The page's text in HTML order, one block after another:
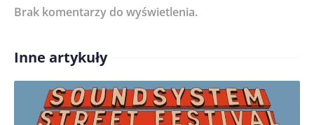
Treść komentarza*
Imię/ Nick*
Brak komentarzy do wyświetlenia.
Inne artykuły